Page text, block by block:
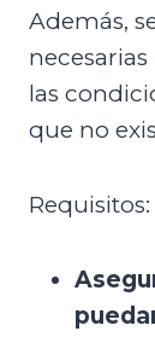
Además,
las
que no
Requisitos: